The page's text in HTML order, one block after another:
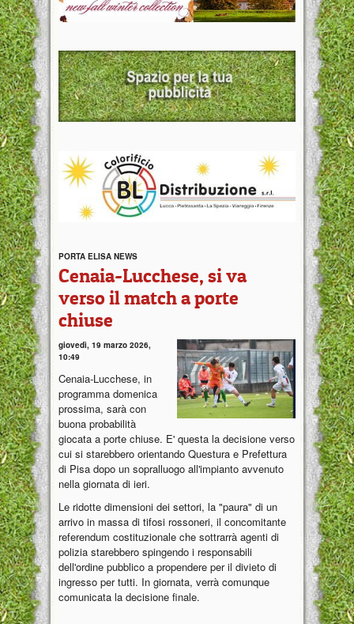
PORTA ELISA NEWS
Cenaia-Lucchese, si va
verso il match a porte
chiuse
giovedì, 19 marzo 2026,
10:49
Cenaia-Lucchese, in
programma domenica
prossima, sarà con
buona probabilità
giocata a porte chiuse. E' questa la decisione verso
cui si starebbero orientando Questura e Prefettura
di Pisa dopo un sopralluogo all'impianto avvenuto
nella giornata di ieri.
Le ridotte dimensioni dei settori, la "paura" di un
arrivo in massa di tifosi rossoneri, il concomitante
referendum costituzionale che sottrarrà agenti di
polizia starebbero spingendo i responsabili
dell'ordine pubblico a propendere per il divieto di
ingresso per tutti. In giornata, verrà comunque
comunicata la decisione finale.